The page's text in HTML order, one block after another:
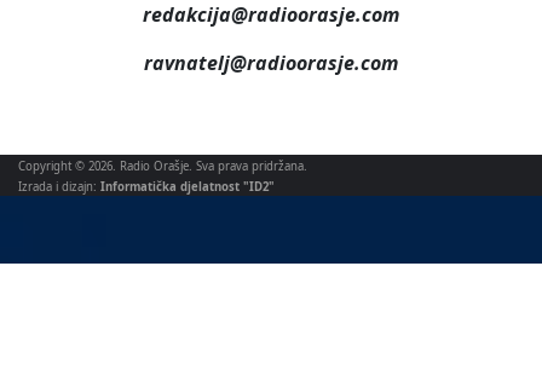
redakcija@radioorasje.com
ravnatelj@radioorasje.com
Copyright © 2026. Radio Orašje. Sva prava pridržana.
Izrada i dizajn: Informatička djelatnost "ID2"